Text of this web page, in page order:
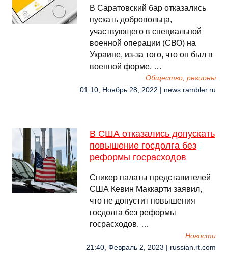
В Саратовский бар отказались
пускать добровольца,
участвующего в специальной
военной операции (СВО) на
Украине, из-за того, что он был в
военной форме. …
Общество, регионы
01:10, Ноябрь 28, 2022 | news.rambler.ru
В США отказались допускать
повышение госдолга без
реформы госрасходов
Спикер палаты представителей
США Кевин Маккарти заявил,
что не допустит повышения
госдолга без реформы
госрасходов. …
Новости
21:40, Февраль 2, 2023 | russian.rt.com